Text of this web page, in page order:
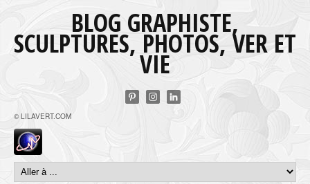
BLOG GRAPHISTE,
SCULPTURES, PHOTOS, VER ET
VIE
© LILAVERT.COM